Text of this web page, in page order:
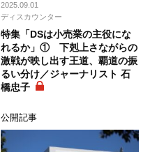
2025.09.01
ディスカウンター
特集「DSは小売業の主役にな
れるか」① 下剋上さながらの
激戦が映し出す王道、覇道の振
るい分け／ジャーナリスト 石
橋忠子
公開記事